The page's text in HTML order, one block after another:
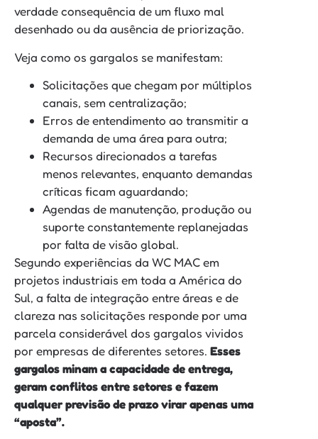
verdade consequência de um fluxo mal
desenhado ou da ausência de priorização.
Veja como os gargalos se manifestam:
Solicitações que chegam por múltiplos
canais, sem centralização;
Erros de entendimento ao transmitir a
demanda de uma área para outra;
Recursos direcionados a tarefas
menos relevantes, enquanto demandas
críticas ficam aguardando;
Agendas de manutenção, produção ou
suporte constantemente replanejadas
por falta de visão global.
Segundo experiências da WC MAC em
projetos industriais em toda a América do
Sul, a falta de integração entre áreas e de
clareza nas solicitações responde por uma
parcela considerável dos gargalos vividos
por empresas de diferentes setores. Esses
gargalos minam a capacidade de entrega,
geram conflitos entre setores e fazem
qualquer previsão de prazo virar apenas uma
“aposta”.